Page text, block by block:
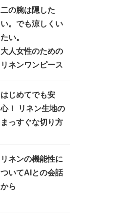
二の腕は隠した
い。でも涼しくい
たい。
大人女性のための
リネンワンピース
はじめてでも安
心！ リネン生地の
まっすぐな切り方
リネンの機能性に
ついてAIとの会話
から